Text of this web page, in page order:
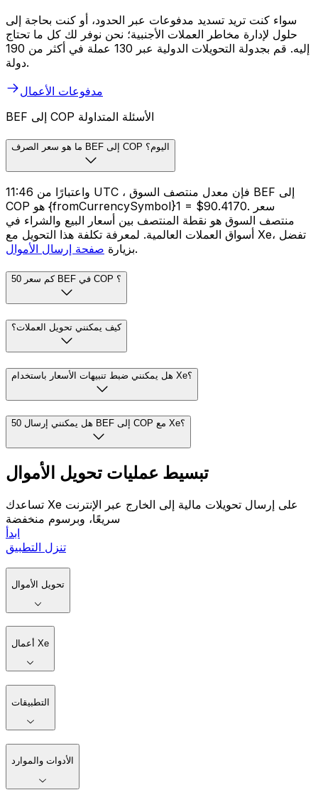
سواء كنت تريد تسديد مدفوعات عبر الحدود، أو كنت بحاجة إلى
حلول لإدارة مخاطر العملات الأجنبية؛ نحن نوفر لك كل ما تحتاج
إليه. قم بجدولة التحويلات الدولية عبر 130 عملة في أكثر من 190
دولة.
مدفوعات الأعمال
BEF إلى COP الأسئلة المتداولة
ما هو سعر الصرف BEF إلى COP اليوم؟
واعتبارًا من 11:46 UTC ، فإن معدل منتصف السوق BEF إلى
COP هو {fromCurrencySymbol}1 = $90.4170. سعر
منتصف السوق هو نقطة المنتصف بين أسعار البيع والشراء في
أسواق العملات العالمية. لمعرفة تكلفة هذا التحويل مع Xe، تفضل
بزيارة صفحة إرسال الأموال .
كم سعر 50 BEF في COP ؟
كيف يمكنني تحويل العملات؟
هل يمكنني ضبط تنبيهات الأسعار باستخدام Xe؟
هل يمكنني إرسال 50 BEF إلى COP مع Xe؟
تبسيط عمليات تحويل الأموال
تساعدك Xe على إرسال تحويلات مالية إلى الخارج عبر الإنترنت
سريعًا، وبرسوم منخفضة
ابدأ
تنزل التطبيق
تحويل الأموال
أعمال Xe
التطبيقات
الأدوات والموارد